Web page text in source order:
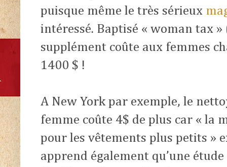
puisque même le très sérieux
intéressé. Baptisé « woman tax
supplément coûte aux femmes
1400 $ !
A New York par exemple, le
femme coûte 4$ de plus car « la
pour les vêtements plus petits »
apprend également qu’une